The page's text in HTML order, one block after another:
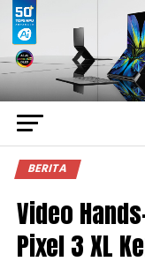
BERITA
Video
Pixel 3 XL